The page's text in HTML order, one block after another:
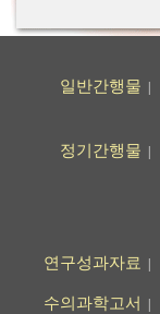
일반간행물
정기간행물
연구성과자료
수의과학고서